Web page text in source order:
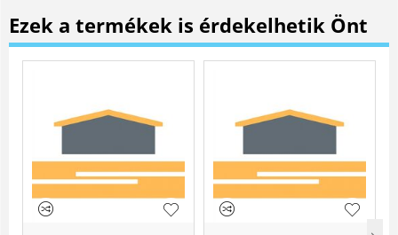
Ezek a termékek is érdekelhetik Önt